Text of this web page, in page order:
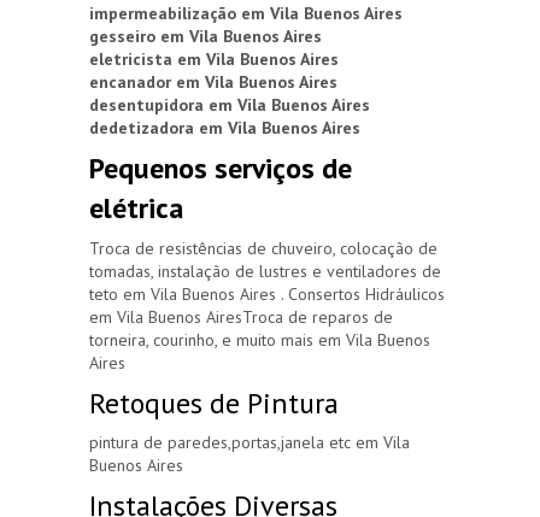
impermeabilização em Vila Buenos Aires
gesseiro em Vila Buenos Aires
eletricista em Vila Buenos Aires
encanador em Vila Buenos Aires
desentupidora em Vila Buenos Aires
dedetizadora em Vila Buenos Aires
Pequenos serviços de
elétrica
Troca de resistências de chuveiro, colocação de
tomadas, instalação de lustres e ventiladores de
teto em Vila Buenos Aires . Consertos Hidráulicos
em Vila Buenos AiresTroca de reparos de
torneira, courinho, e muito mais em Vila Buenos
Aires
Retoques de Pintura
pintura de paredes,portas,janela etc em Vila
Buenos Aires
Instalações Diversas